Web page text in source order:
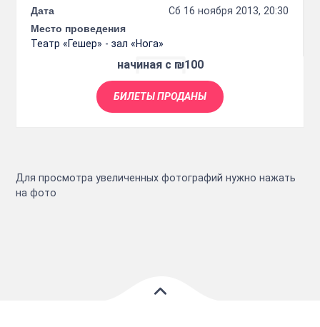
Дата
Сб 16 ноября 2013, 20:30
Место проведения
Театр «Гешер» - зал «Нога»
начиная с ₪100
БИЛЕТЫ ПРОДАНЫ
Для просмотра увеличенных фотографий нужно нажать
на фото